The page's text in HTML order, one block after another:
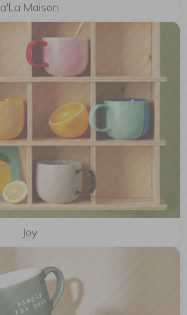
a'La Maison
Joy